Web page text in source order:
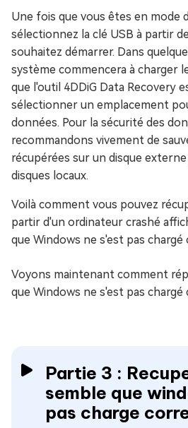
Une fois que vous êtes en mode
sélectionnez la clé USB à partir
souhaitez démarrer. Dans
système commencera à charger
que l'outil 4DDiG Data Recovery
sélectionner un emplacement
données. Pour la sécurité des
recommandons vivement de
récupérées sur un disque
disques locaux.
Voilà comment vous pouvez
partir d'un ordinateur crashé
que Windows ne s'est pas
Voyons maintenant comment
que Windows ne s'est pas
Partie 3 :
semble que
pas charge